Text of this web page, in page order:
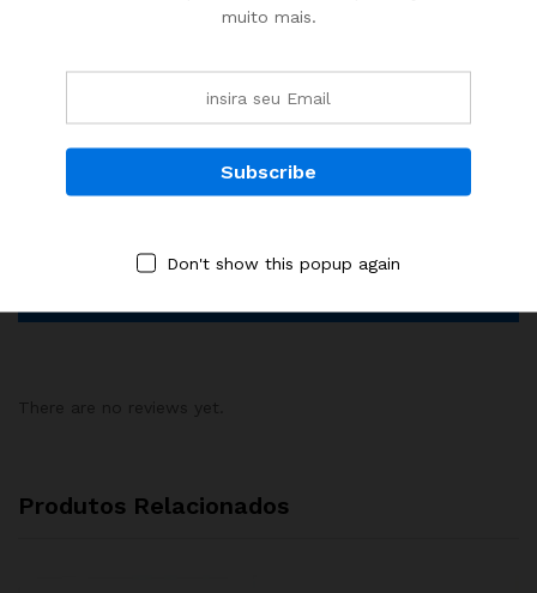
Salvar meus dados neste navegador para a próxima vez que
Produtos Relacionados
muito mais.
Don't show this popup again